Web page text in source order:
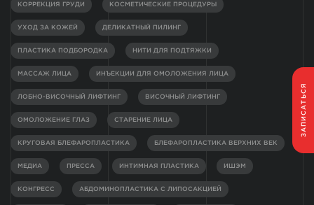
ЗАПИСАТЬСЯ
КОРРЕКЦИЯ ГРУДИ КОСМЕТИЧЕСКИЕ ПРОЦЕДУРЫ
УХОД ЗА КОЖЕЙ ДЕЛИКАТНЫЙ ПИЛИНГ
ПЛАСТИКА ПОДБОРОДКА НИТИ ДЛЯ ПОДТЯЖКИ
МАССАЖ ЛИЦА ИНЪЕКЦИИ ДЛЯ ОМОЛОЖЕНИЯ ЛИЦА
ЛОБНО-ВИСОЧНЫЙ ЛИФТИНГ ВИСОЧНЫЙ ЛИФТИНГ
ОМОЛОЖЕНИЕ ГЛАЗ СТАРЕНИЕ ЛИЦА
КРУГОВАЯ БЛЕФАРОПЛАСТИКА БЛЕФАРОПЛАСТИКА ВЕРХНИХ ВЕК
МЕДИА ПРЕССА ИНТИМНАЯ ПЛАСТИКА ИШЭМ
КОНГРЕСС АБДОМИНОПЛАСТИКА С ЛИПОСАКЦИЕЙ